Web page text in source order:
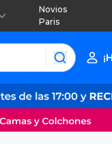
Novios
Paris